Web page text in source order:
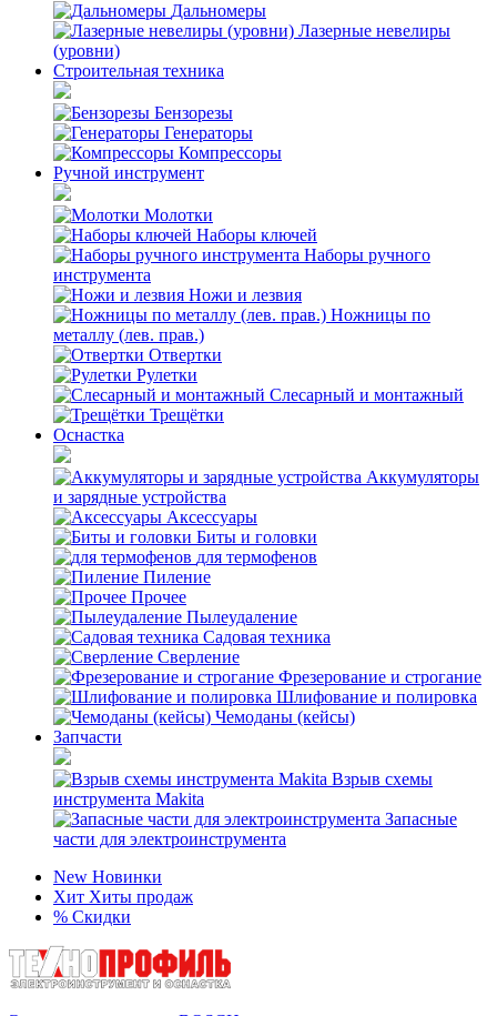
Дальномеры
Лазерные невелиры
(уровни)
Строительная техника
Бензорезы
Генераторы
Компрессоры
Ручной инструмент
Молотки
Наборы ключей
Наборы ручного
инструмента
Ножи и лезвия
Ножницы по
металлу (лев. прав.)
Отвертки
Рулетки
Слесарный и монтажный
Трещётки
Оснастка
Аккумуляторы
и зарядные устройства
Аксессуары
Биты и головки
для термофенов
Пиление
Прочее
Пылеудаление
Садовая техника
Сверление
Фрезерование и строгание
Шлифование и полировка
Чемоданы (кейсы)
Запчасти
Взрыв схемы
инструмента Makita
Запасные
части для электроинструмента
New Новинки
Хит Хиты продаж
% Скидки